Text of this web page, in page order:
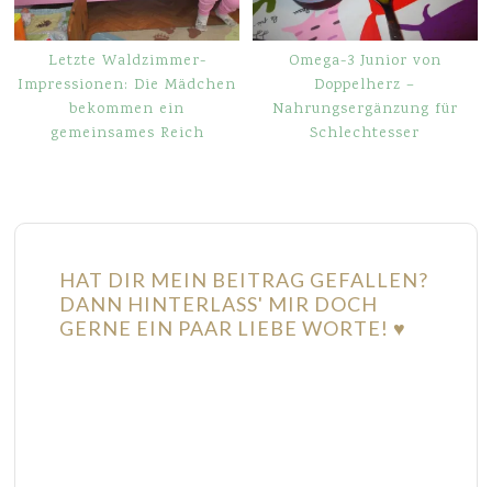
Letzte Waldzimmer-
Impressionen: Die Mädchen
bekommen ein
gemeinsames Reich
Omega-3 Junior von
Doppelherz –
Nahrungsergänzung für
Schlechtesser
HAT DIR MEIN BEITRAG GEFALLEN?
DANN HINTERLASS' MIR DOCH
GERNE EIN PAAR LIEBE WORTE! ♥